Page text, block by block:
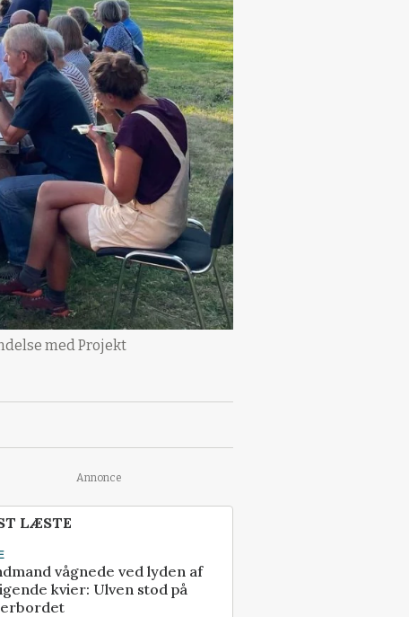
med Projekt
Annonce
LÆSTE
vågnede ved lyden af
kvier: Ulven stod på